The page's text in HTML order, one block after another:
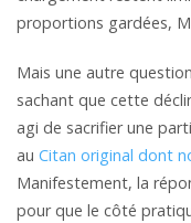
proportions gardées,
Mais une autre
sachant que cette
agi de sacrifier une
au Citan original dont
Manifestement, la
pour que le côté